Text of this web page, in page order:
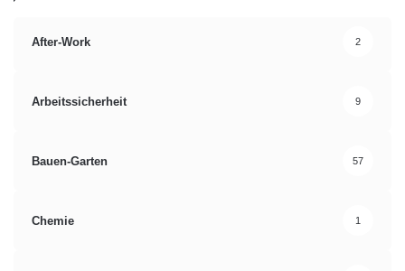
After-Work 2
Arbeitssicherheit 9
Bauen-Garten 57
Chemie 1